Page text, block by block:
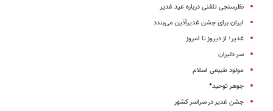
نظرسنجی تلفنی درباره عید غدیر
ایران برای جشن غدیرآذین می‌بندد
غدیر؛ از دیروز تا امروز
سر دلبران
مولود طبیعی اسلام
جوهر توحید*
جشن غدیر در سراسر کشور